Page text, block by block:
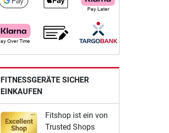
FITNESSGERÄTE SICHER
EINKAUFEN
Fitshop ist ein von
Trusted Shops